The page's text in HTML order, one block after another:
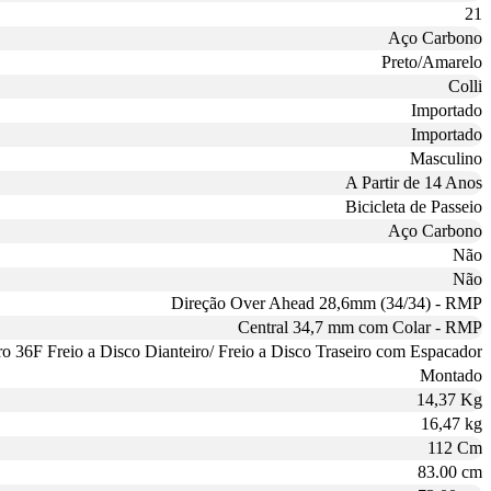
21
Aço Carbono
Preto/Amarelo
Colli
Importado
Importado
Masculino
A Partir de 14 Anos
Bicicleta de Passeio
Aço Carbono
Não
Não
Direção Over Ahead 28,6mm (34/34) - RMP
Central 34,7 mm com Colar - RMP
36F Freio a Disco Dianteiro/ Freio a Disco Traseiro com Espacador
Montado
14,37 Kg
16,47 kg
112 Cm
83.00 cm